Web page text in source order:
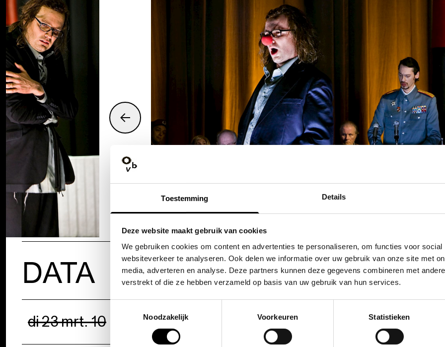
Toestemming Details
Deze website maakt gebruik van cookies
We gebruiken cookies om content en advertenties te personaliseren, om functies voor
websiteverkeer te analyseren. Ook delen we informatie over uw gebruik van onze site met
media, adverteren en analyse. Deze partners kunnen deze gegevens combineren met
verstrekt of die ze hebben verzameld op basis van uw gebruik van hun services.
Noodzakelijk
Voorkeuren Statistieken
DATA
di 23 mrt. 10 20:00 - 23:00uOpera Gent